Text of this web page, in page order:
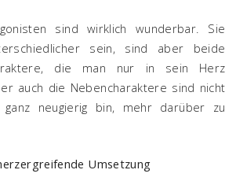
sind wirklich wunderbar. Sie
sein, sind aber beide
die man nur in sein Herz
auch die Nebencharaktere sind nicht
neugierig bin, mehr darüber zu
Umsetzung